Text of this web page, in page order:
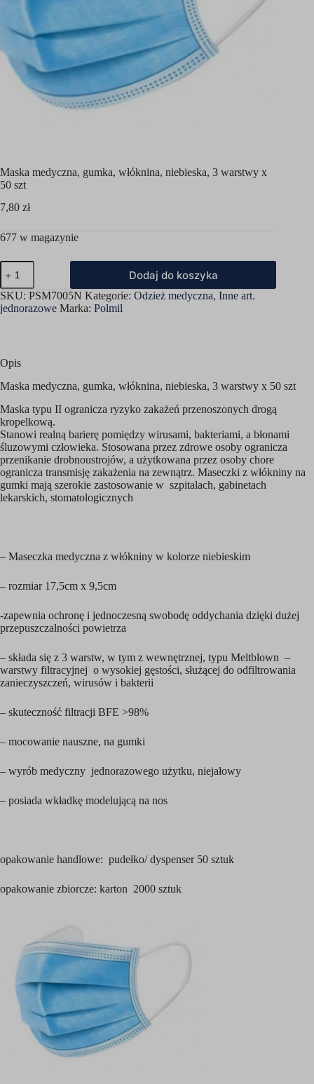
Maska medyczna, gumka, włóknina, niebieska, 3 warstwy x
50 szt
7,80 zł
677 w magazynie
ilość
Maska
medyczna,
gumka,
włóknina,
x
szt
Dodaj do koszyka
SKU: PSM7005N Kategorie: Odzież medyczna, Inne art.
jednorazowe Marka: Polmil
Opis
Maska medyczna, gumka, włóknina, niebieska, 3 warstwy x 50 szt
Maska typu II ogranicza ryzyko zakażeń przenoszonych drogą
kropelkową.
Stanowi realną barierę pomiędzy wirusami, bakteriami, a błonami
śluzowymi człowieka. Stosowana przez zdrowe osoby ogranicza
przenikanie drobnoustrojów, a użytkowana przez osoby chore
ogranicza transmisję zakażenia na zewnątrz. Maseczki z włókniny na
gumki mają szerokie zastosowanie w szpitalach, gabinetach
lekarskich, stomatologicznych
– Maseczka medyczna z włókniny w kolorze niebieskim
– rozmiar 17,5cm x 9,5cm
-zapewnia ochronę i jednoczesną swobodę oddychania dzięki dużej
przepuszczalności powietrza
– składa się z 3 warstw, w tym z wewnętrznej, typu Meltblown –
warstwy filtracyjnej o wysokiej gęstości, służącej do odfiltrowania
zanieczyszczeń, wirusów i bakterii
– skuteczność filtracji BFE >98%
– mocowanie nauszne, na gumki
– wyrób medyczny jednorazowego użytku, niejałowy
– posiada wkładkę modelującą na nos
opakowanie handlowe: pudełko/ dyspenser 50 sztuk
opakowanie zbiorcze: karton 2000 sztuk